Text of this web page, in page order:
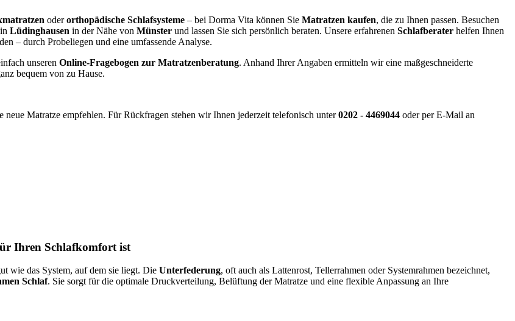
oderorthopädische Schlafsysteme – bei Dorma Vita können Sie Matratzen kaufen, die zu Ihnen passen. Besuchen
Lüdinghausen in der Nähe von Münster und lassen Sie sich persönlich beraten. Unsere erfahrenen Schlafberater helfen Ihnen
– durch Probeliegen und eine umfassende Analyse.
unseren Online-Fragebogen zur Matratzenberatung. Anhand Ihrer Angaben ermitteln wir eine maßgeschneiderte
bequem von zu Hause.
Matratze empfehlen. Für Rückfragen stehen wir Ihnen jederzeit telefonisch unter0202 - 4469044 oder per E-Mail an
Ihren Schlafkomfort ist
wie das System, auf dem sie liegt. Die Unterfederung, oft auch als Lattenrost, Tellerrahmen oder Systemrahmen bezeichnet,
Schlaf. Sie sorgt für die optimale Druckverteilung, Belüftung der Matratze und eine flexible Anpassung an Ihre